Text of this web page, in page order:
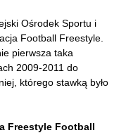
Ośrodek Sportu i
Football Freestyle.
pierwsza taka
2009-2011 do
którego stawką było
Freestyle Football